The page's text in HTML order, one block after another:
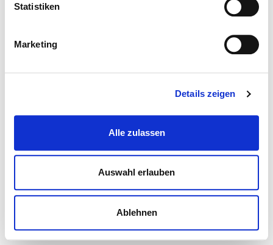
Statistiken
Marketing
Details zeigen
Alle zulassen
Auswahl erlauben
Ablehnen